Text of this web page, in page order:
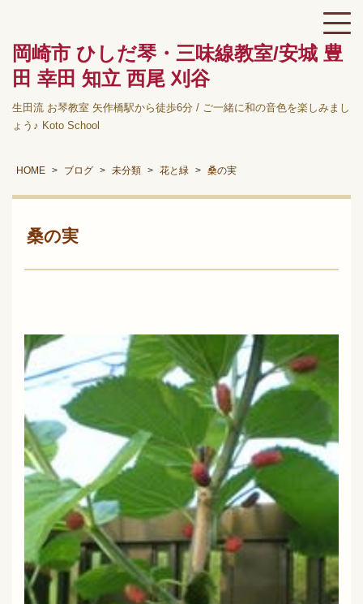
岡崎市 ひしだ琴・三味線教室/安城 豊
田 幸田 知立 西尾 刈谷
生田流 お琴教室 矢作橋駅から徒歩6分 / ご一緒に和の音色を楽しみまし
ょう♪ Koto School
HOME ブログ 未分類 花と緑 桑の実
桑の実